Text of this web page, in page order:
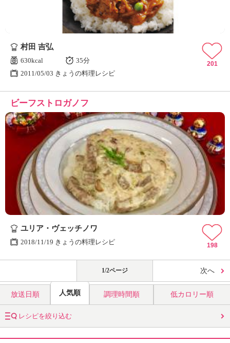
村田 吉弘
630kcal
35分
2011/05/03 きょうの料理レシピ
201
ビーフストロガノフ
ユリア・ヴェッチノワ
2018/11/19 きょうの料理レシピ 198
1/2ページ 次へ
放送日順 人気順 調理時間順 低カロリー順
レシピを絞り込む